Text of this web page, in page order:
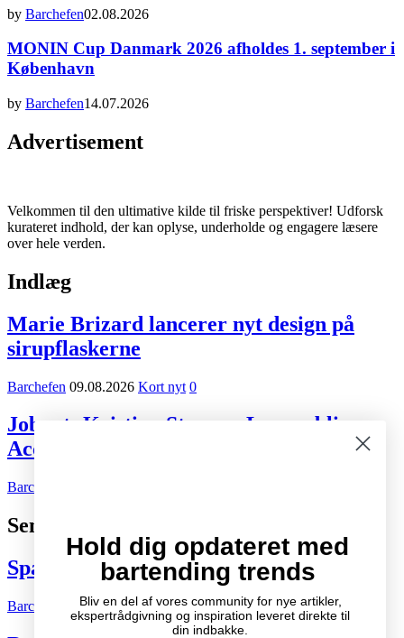
by Barchefen02.08.2026
MONIN Cup Danmark 2026 afholdes 1. september i
København
by Barchefen14.07.2026
Advertisement
Velkommen til den ultimative kilde til friske perspektiver! Udforsk
kurateret indhold, der kan oplyse, underholde og engagere læsere
over hele verden.
Indlæg
Marie Brizard lancerer nyt design på
sirupflaskerne
Barchefen 09.08.2026 Kort nyt 0
Jobnyt: Kristian Staurup Lassen bliver
Account Manager hos Marie Brizard
Barchefen
Seneste indlæg
Spændende cocktail- og drinksbøger
Barchefen 04.10.2007 Litteratur 2
Hold dig opdateret med
bartending trends
Bliv en del af vores community for nye artikler,
ekspertrådgivning og inspiration leveret direkte til
din indbakke.